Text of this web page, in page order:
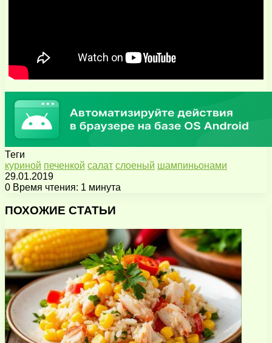
Теги
куриной печенкой салат слоеный шампиньонами
29.01.2019
0 Время чтения: 1 минута
через
почту
ПОХОЖИЕ СТАТЬИ